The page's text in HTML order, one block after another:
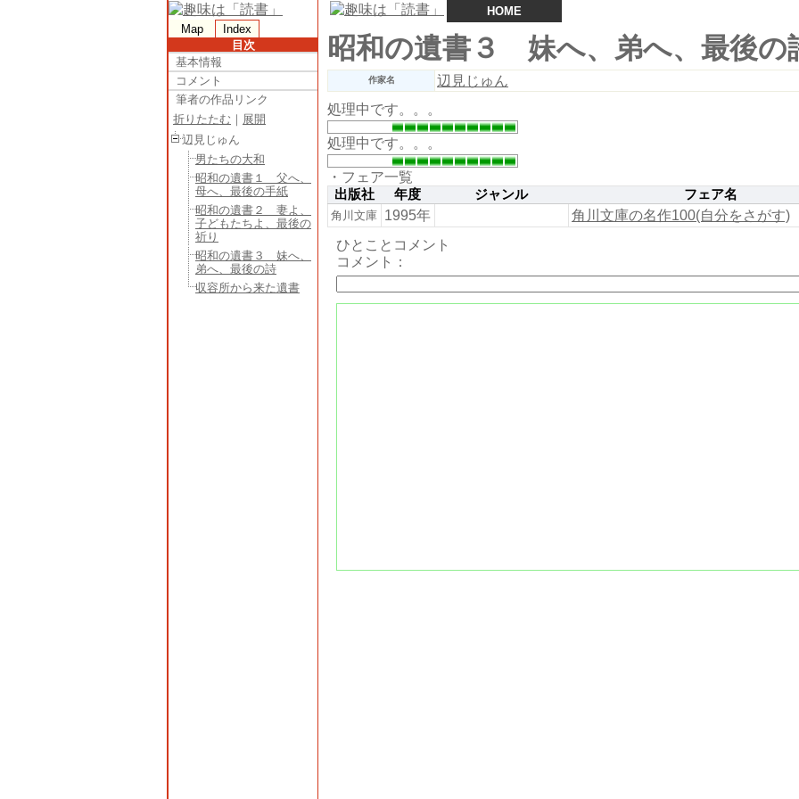
Map
Index
目次
基本情報
コメント
筆者の作品リンク
折りたたむ ｜ 展開
辺見じゅん
男たちの大和
昭和の遺書１ 父へ、
母へ、最後の手紙
昭和の遺書２ 妻よ、
子どもたちよ、最後の
祈り
昭和の遺書３ 妹へ、
弟へ、最後の詩
収容所から来た遺書
HOME
昭和の遺書３ 妹へ、弟へ、最後の
作家名
辺見じゅん
処理中です。。。
処理中です。。。
・フェア一覧
出版社 年度 ジャンル フェア名
角川文庫 1995年
角川文庫の名作100(自分をさがす)
ひとことコメント
コメント：